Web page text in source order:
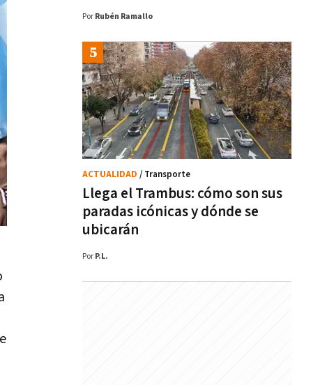
Por Rubén Ramallo
Llega el Trambus: cómo son sus
paradas icónicas y dónde se
ubicarán
ACTUALIDAD / Transporte
Por P.L.